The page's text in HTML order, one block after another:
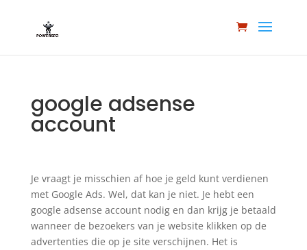
google adsense
account
Je vraagt je misschien af hoe je geld kunt verdienen
met Google Ads. Wel, dat kan je niet. Je hebt een
google adsense account nodig en dan krijg je betaald
wanneer de bezoekers van je website klikken op de
advertenties die op je site verschijnen. Het is